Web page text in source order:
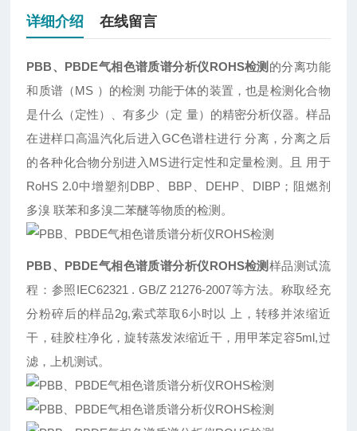
详细介绍 在线留言
PBB、PBDE气相色谱质谱分析仪ROHS检测 的分离功能
和质谱（MS ）的检测 功能于体的装置，也是检测化合物
是什么（定性）、有多少（定 量）的精密分析仪器。样品
在进样口高温汽化后进入GC色谱柱进行 分离，分离之后
的各种化合物分别进入MS进行定性和定量检测。且 用于
RoHS 2.0中增塑剂DBP、BBP、DEHP、DIBP；阻燃剂
多溴 联苯和多溴二苯醚等物质的检测。
PBB、PBDE气相色谱质谱分析仪ROHS检测 样品测试流
程：参照IEC62321 . GB/Z 21276-2007等方法。称取经充
分粉碎后的样品2g,索式萃取6小时以 上，转移并浓缩近
干，硅胶柱净化，旋转蒸发浓缩近干，用甲苯定容5ml,过
滤，上机测试。